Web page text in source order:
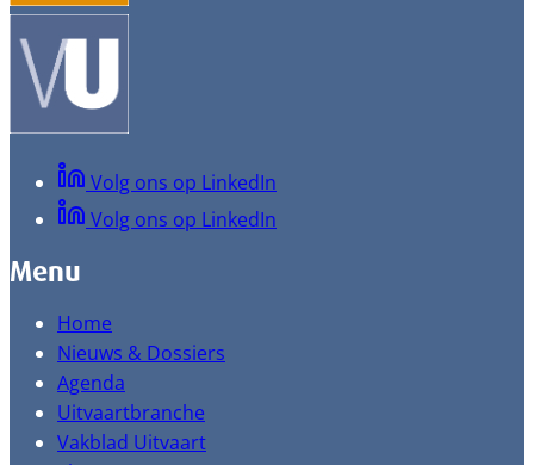
Volg ons op LinkedIn
Volg ons op LinkedIn
Menu
Home
Nieuws & Dossiers
Agenda
Uitvaartbranche
Vakblad Uitvaart